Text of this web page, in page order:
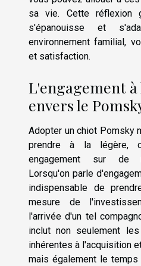
sa vie. Cette réflexion
s'épanouisse et
environnement familial,
et satisfaction.
L'engagement
envers le
Adopter un chiot Pomsky
prendre à la légère,
engagement sur de
Lorsqu'on parle
indispensable de
mesure de
l'arrivée d'un tel
inclut non seulement
inhérentes à l'acquisition
mais également le temps